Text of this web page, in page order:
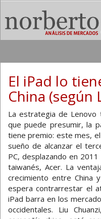
El iPad lo
China (según
La estrategia de Lenovo
que puede presumir, la
tiene premio: este mes,
sueño de alcanzar el
PC, desplazando en
taiwanés, Acer. La
crecimiento entre China
espera contrarrestar el
iPad barra en los
occidentales. Liu